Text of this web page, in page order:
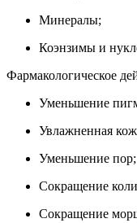
Минералы;
Коэнзимы и
Фармакологическое
Уменьшение
Увлажненная
Уменьшение пор;
Сокращение
Сокращение